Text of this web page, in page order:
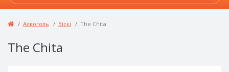
Алкоголь Віскі The Chita
The Chita